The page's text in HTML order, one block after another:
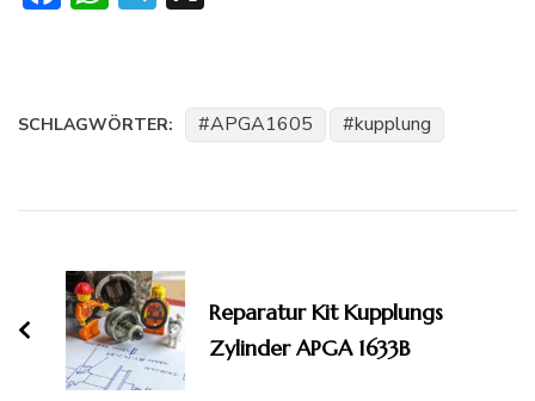
SCHLAGWÖRTER: APGA1605 kupplung
Reparatur Kit Kupplungs
Zylinder APGA 1633B